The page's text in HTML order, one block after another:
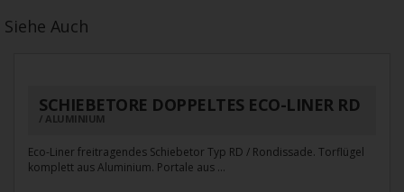
Siehe Auch
SCHIEBETORE DOPPELTES ECO-LINER RD
ALUMINIUM
Eco-Liner freitragendes Schiebetor Typ RD / Rondissade. Torflügel
komplett aus Aluminium. Portale aus ...